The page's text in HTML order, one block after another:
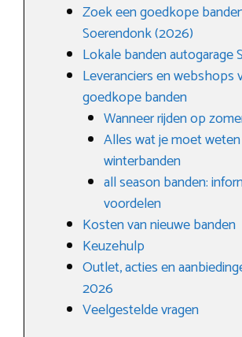
Zoek een goedkope
Soerendonk (2026)
Lokale banden autogarage
Leveranciers en webshops
goedkope banden
Wanneer rijden op
Alles wat je moet
winterbanden
all season banden:
voordelen
Kosten van nieuwe banden
Keuzehulp
Outlet, acties en
2026
Veelgestelde vragen